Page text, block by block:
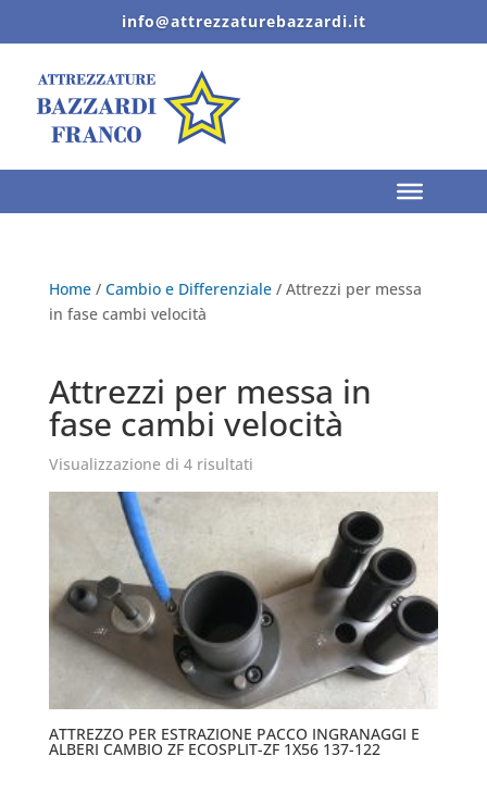
info@attrezzaturebazzardi.it
Home/ Cambio e Differenziale/ Attrezzi per messa
in fase cambi velocità
Attrezzi per messa in
fase cambi velocità
Visualizzazione di 4 risultati
ATTREZZO PER ESTRAZIONE PACCO INGRANAGGI E
ALBERI CAMBIO ZF ECOSPLIT-ZF 1X56 137-122